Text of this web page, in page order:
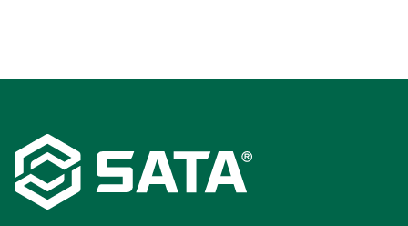
Footer
Navigation